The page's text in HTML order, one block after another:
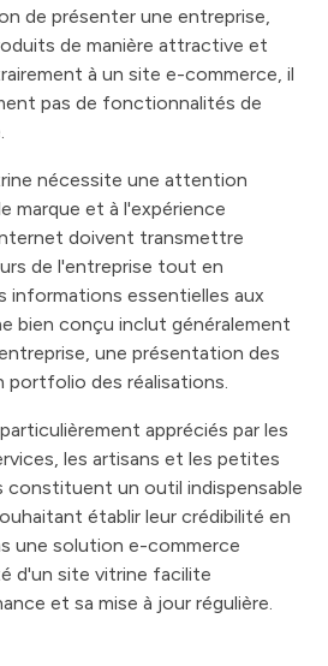
de présenter une entreprise,
de manière attractive et
à un site e-commerce, il
pas de fonctionnalités de
nécessite une attention
marque et à l'expérience
doivent transmettre
de l'entreprise tout en
informations essentielles aux
bien conçu inclut généralement
une présentation des
portfolio des réalisations.
appréciés par les
les artisans et les petites
constituent un outil indispensable
établir leur crédibilité en
une solution e-commerce
d'un site vitrine facilite
et sa mise à jour régulière.